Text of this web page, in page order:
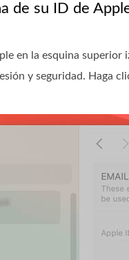
de su ID de
en la esquina
y seguridad. Haga